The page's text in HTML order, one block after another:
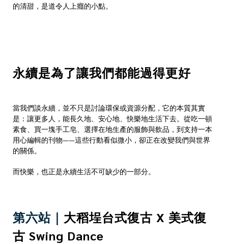
的清甜，是道令人上癮的小點。
永續是為了讓我們都能過得更好
當我們談永續，並不只是討論環保或資源分配，它的本質其實
是：讓更多人，能長久地、安心地、快樂地生活下去。從吃一頓
素食、買一塊手工皂、選擇在地生產的服飾與飲品，到支持一本
用心編輯的刊物——這些行動看似微小，卻正在改變我們與世界
的關係。
而快樂，也正是永續生活不可缺少的一部分。
第六站｜ 大稻埕台式復古 X 美式復
古 Swing Dance